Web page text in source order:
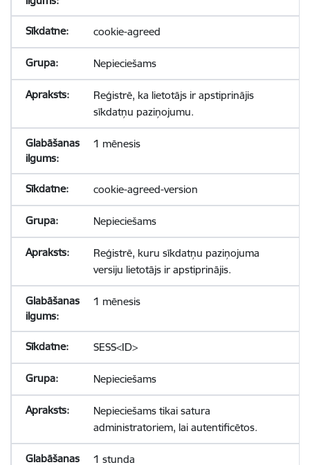
cookie-agreed
Nepieciešams
Reģistrē, ka lietotājs ir apstiprinājis
sīkdatņu paziņojumu.
1 mēnesis
cookie-agreed-version
Nepieciešams
Reģistrē, kuru sīkdatņu paziņojuma
versiju lietotājs ir apstiprinājis.
1 mēnesis
SESS<ID>
Nepieciešams
Nepieciešams tikai satura
administratoriem, lai autentificētos.
1 stunda